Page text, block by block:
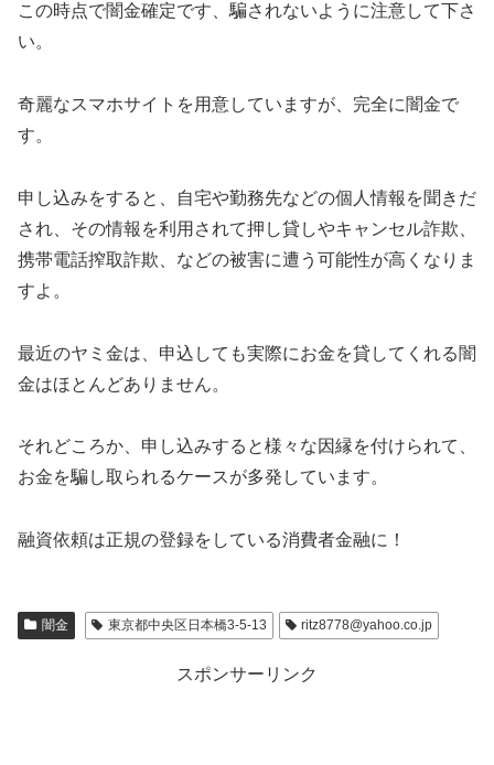
この時点で闇金確定です、騙されないように注意して下さ
い。
奇麗なスマホサイトを用意していますが、完全に闇金で
す。
申し込みをすると、自宅や勤務先などの個人情報を聞きだ
され、その情報を利用されて押し貸しやキャンセル詐欺、
携帯電話搾取詐欺、などの被害に遭う可能性が高くなりま
すよ。
最近のヤミ金は、申込しても実際にお金を貸してくれる闇
金はほとんどありません。
それどころか、申し込みすると様々な因縁を付けられて、
お金を騙し取られるケースが多発しています。
融資依頼は正規の登録をしている消費者金融に！
闇金 東京都中央区日本橋3-5-13 ritz8778@yahoo.co.jp
スポンサーリンク